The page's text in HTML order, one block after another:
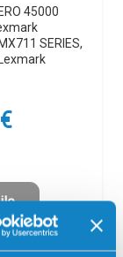
45000
SERIES,
€Il
è:
660,05 €.